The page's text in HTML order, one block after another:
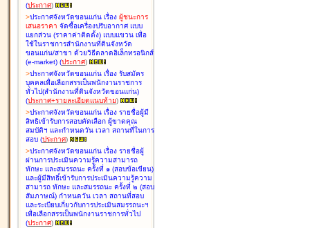
(ประกาศ)
>ประกาศจังหวัดขอนแก่น เรื่อง ผู้ชนะการ
เสนอราคา จัดซื้อเครื่องปรับอากาศ แบบ
แยกส่วน (ราคาค่าติดตั้ง) แบบแขวน เพื่อ
ใช้ในราชการสำนักงานที่ดินจังหวัด
ขอนแก่น/สาขา ด้วยวิธีตลาดอิเล็กทรอนิกส์
(e-market) (ประกาศ)
>ประกาศจังหวัดขอนแก่น เรื่อง รับสมัคร
บุคคลเพื่อเลือกสรรเป็นพนักงานราชการ
ทั่วไป(สำนักงานที่ดินจังหวัดขอนแก่น)
(ประกาศ+รายละเอียดแนบท้าย)
>ประกาศจังหวัดขอนแก่น เรื่อง รายชื่อผู้มี
สิทธิเข้ารับการสอบคัดเลือก ผู้ขาดคุณ
สมบัติฯ และกำหนดวัน เวลา สถานที่ในการ
สอบ (ประกาศ)
>ประกาศจังหวัดขอนแก่น เรื่อง รายชื่อผู้
ผ่านการประเมินความรู้ความสามารถ
ทักษะ และสมรรถนะ ครั้งที่ ๑ (สอบข้อเขียน)
และผู้มีสิทธิ์เข้ารับการประเมินความรู้ความ
สามารถ ทักษะ และสมรรถนะ ครั้งที่ ๒ (สอบ
สัมภาษณ์) กำหนดวัน เวลา สถานที่สอบ
และระเบียบเกี่ยวกับการประเมินสมรรถนะฯ
เพื่อเลือกสรรเป็นพนักงานราชการทั่วไป
(ประกาศ)